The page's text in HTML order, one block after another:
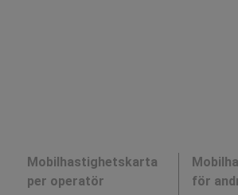
Mobilhastighetskarta
per operatör
för